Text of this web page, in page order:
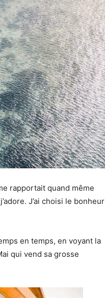
rapportait quand même
J’ai choisi le bonheur
en temps, en voyant la
qui vend sa grosse